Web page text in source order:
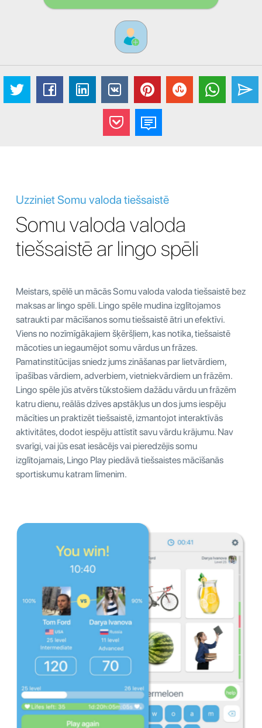
Uzziniet Somu valoda tiešsaistē
Somu valoda valoda
tiešsaistē ar lingo spēli
Meistars, spēlē un mācās Somu valoda valoda tiešsaistē bez
maksas ar lingo spēli. Lingo spēle mudina izglītojamos
satraukti par mācīšanos somu tiešsaistē ātri un efektīvi.
Viens no nozīmīgākajiem šķēršļiem, kas notika, tiešsaistē
mācoties un iegaumējot somu vārdus un frāzes.
Pamatinstitūcijas sniedz jums zināšanas par lietvārdiem,
īpašības vārdiem, adverbiem, vietniekvārdiem un frāzēm.
Lingo spēle jūs atvērs tūkstošiem dažādu vārdu un frāzēm
katru dienu, reālās dzīves apstākļus un dos jums iespēju
mācīties un praktizēt tiešsaistē, izmantojot interaktīvās
aktivitātes, dodot iespēju attīstīt savu vārdu krājumu. Nav
svarīgi, vai jūs esat iesācējs vai pieredzējis somu
izglītojamais, Lingo Play piedāvā tiešsaistes mācīšanās
sportiskumu katram līmenim.